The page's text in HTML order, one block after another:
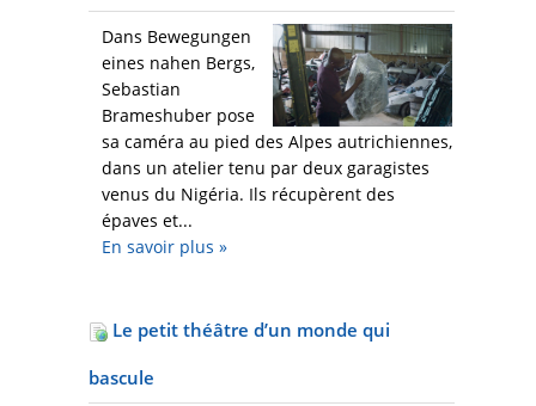
Dans Bewegungen
eines nahen Bergs,
Sebastian
Brameshuber pose
sa caméra au pied des Alpes autrichiennes,
dans un atelier tenu par deux garagistes
venus du Nigéria. Ils récupèrent des
épaves et...
En savoir plus »
Le petit théâtre d’un monde qui
bascule